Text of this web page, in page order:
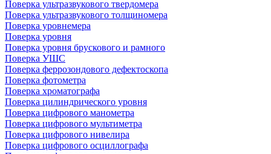
Поверка ультразвукового твердомера
Поверка ультразвукового толщиномера
Поверка уровнемера
Поверка уровня
Поверка уровня брускового и рамного
Поверка УШС
Поверка феррозондового дефектоскопа
Поверка фотометра
Поверка хроматографа
Поверка цилиндрического уровня
Поверка цифрового манометра
Поверка цифрового мультиметра
Поверка цифрового нивелира
Поверка цифрового осциллографа